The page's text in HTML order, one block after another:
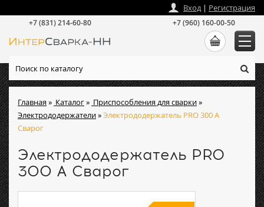
Главная» Каталог» Приспособления для сварки»
Электрододержатели»Электрододержатель PRO 300 А
Сварог
Электрододержатель PRO
300 А Сварог
Вход| Регистрация
+7 (831) 214-60-80 +7 (960) 160-00-50